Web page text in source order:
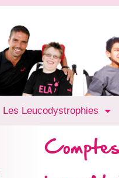
Les Leucodystrophies